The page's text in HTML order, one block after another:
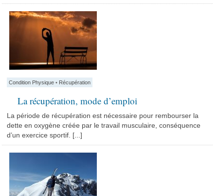
Condition Physique • Récupération
La récupération, mode d’emploi
La période de récupération est nécessaire pour rembourser la
dette en oxygène créée par le travail musculaire, conséquence
d’un exercice sportif. [...]